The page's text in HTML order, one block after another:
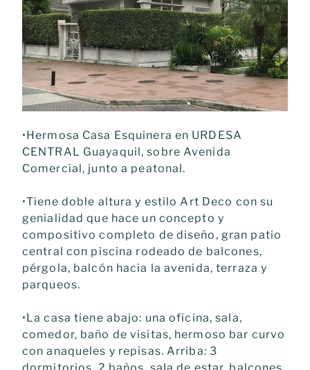
•Hermosa Casa Esquinera en URDESA
CENTRAL Guayaquil, sobre Avenida
Comercial, junto a peatonal.
•Tiene doble altura y estilo Art Deco con su
genialidad que hace un concepto y
compositivo completo de diseño, gran patio
central con piscina rodeado de balcones,
pérgola, balcón hacia la avenida, terraza y
parqueos.
•La casa tiene abajo: una oficina, sala,
comedor, baño de visitas, hermoso bar curvo
con anaqueles y repisas. Arriba: 3